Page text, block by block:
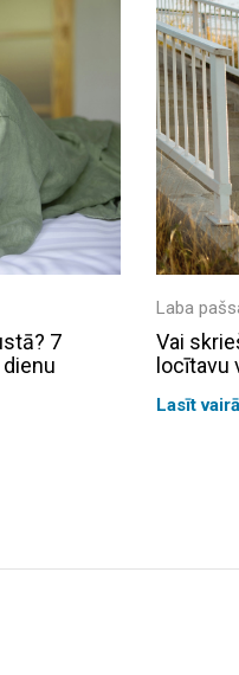
7
Laba
Vai
locītavu
Lasīt